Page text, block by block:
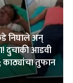
निघाले अन्
दुचाकी आडवी
काठ्यांचा तुफान